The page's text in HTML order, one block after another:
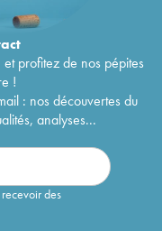
profitez de nos pépites
!
: nos découvertes du
analyses...
des